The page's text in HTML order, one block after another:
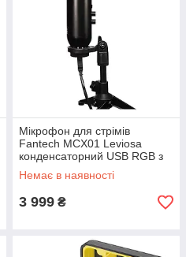
Мікрофон для стрімів
Fantech MCX01 Leviosa
конденсаторний USB RGB з
підставкою та фільтром
Немає в наявності
3 999 ₴